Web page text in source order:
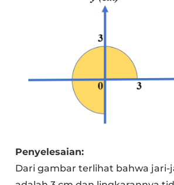
Penyelesaian:
Dari gambar terlihat bahwa jari-